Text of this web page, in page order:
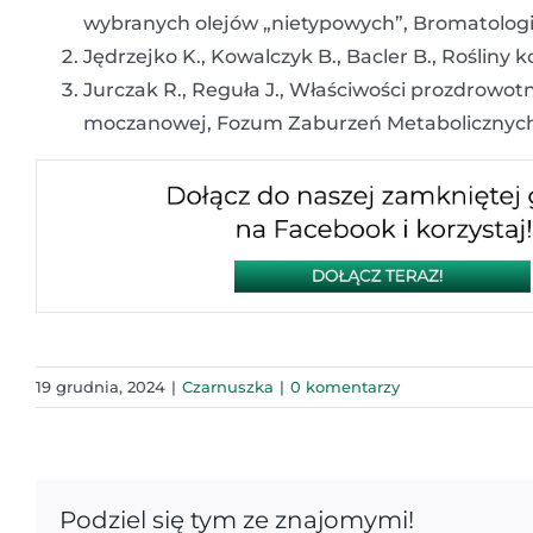
wybranych olejów „nietypowych”,
Jędrzejko K., Kowalczyk B., Bacler B., Rośliny
Jurczak R., Reguła J., Właściwości
moczanowej, Fozum Zaburzeń
19 grudnia, 2024 | Czarnuszka | 0 komentarzy
Podziel się tym ze znajomymi!